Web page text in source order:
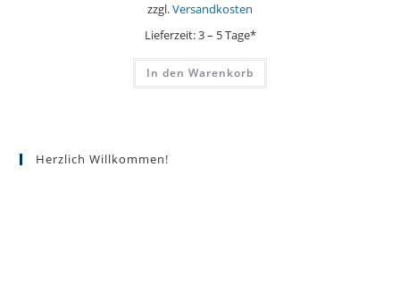
zzgl.Versandkosten
Lieferzeit:3 – 5 Tage*
In den Warenkorb
Herzlich Willkommen!